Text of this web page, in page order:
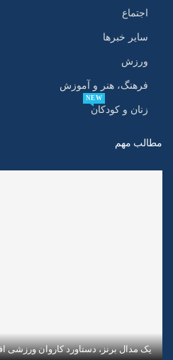
اجتماع
سایر خبرها
ورزش
فرهنگ، هنر و آموزش
زنان و کودکان
NEW
مطالب مهم
یک مدال برنز، دستاورد کاروان ورزشی